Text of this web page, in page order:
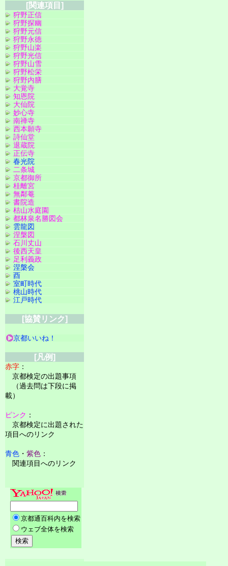
[関連項目]
狩野正信
狩野探幽
狩野元信
狩野永徳
狩野山楽
狩野光信
狩野山雪
狩野松栄
狩野内膳
大覚寺
知恩院
大仙院
妙心寺
南禅寺
西本願寺
詩仙堂
退蔵院
正伝寺
春光院
二条城
京都御所
桂離宮
無鄰菴
書院造
枯山水庭園
都林泉名勝図会
雲龍図
涅槃図
石川丈山
後西天皇
足利義政
涅槃会
酉
室町時代
桃山時代
江戸時代
[協賛リンク]
京都いいね！
[凡例]
赤字 ：
京都検定の出題事項
（過去問は下段に掲
載）
ピンク ：
京都検定に出題された
項目へのリンク
青色 ・ 紫色 ：
関連項目へのリンク